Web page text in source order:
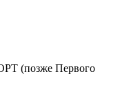
(позже Первого